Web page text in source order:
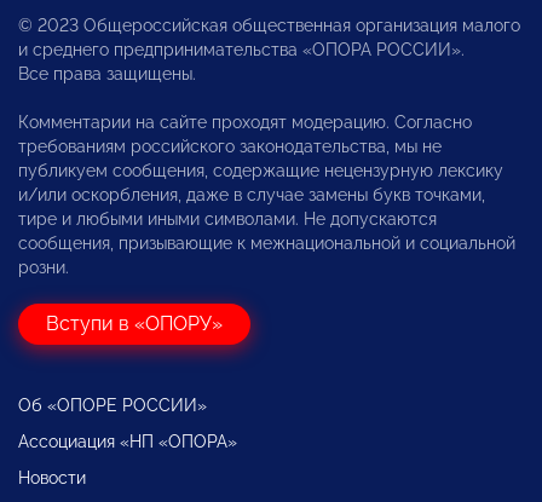
© 2023 Общероссийская общественная организация малого
и среднего предпринимательства «ОПОРА РОССИИ».
Все права защищены.
Комментарии на сайте проходят модерацию. Согласно
требованиям российского законодательства, мы не
публикуем сообщения, содержащие нецензурную лексику
и/или оскорбления, даже в случае замены букв точками,
тире и любыми иными символами. Не допускаются
сообщения, призывающие к межнациональной и социальной
розни.
Вступи в «ОПОРУ»
Об «ОПОРЕ РОССИИ»
Ассоциация «НП «ОПОРА»
Новости